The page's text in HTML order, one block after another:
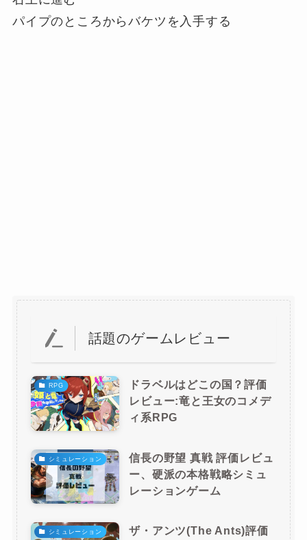
パイプのところからバケツを入手する
話題のゲームレビュー
RPG
ドラベルはどこの国？評価
レビュー:竜と王女のコメデ
ィ系RPG
シミュレーション
信長の野望 真戦 評価レビュ
ー、硬派の本格戦略シミュ
レーションゲーム
シミュレーション
ザ・アンツ(The Ants)評価